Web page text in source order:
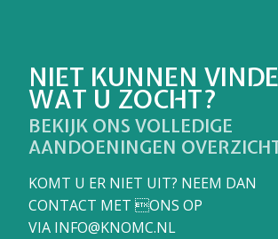
NIET KUNNEN
WAT U ZOCHT?
BEKIJK ONS VOLLEDIGE
AANDOENINGEN
KOMT U ER NIET UIT? NEEM DAN
CONTACT MET ONS OP
VIA INFO@KNOMC.NL